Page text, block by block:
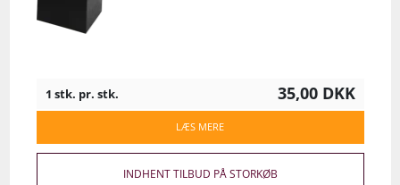
1 stk. pr. stk. 35,00 DKK
LÆS MERE
INDHENT TILBUD PÅ STORKØB